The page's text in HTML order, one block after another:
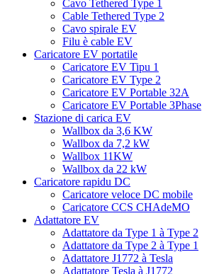
Cavo Tethered Type 1
Cable Tethered Type 2
Cavo spirale EV
Filu è cable EV
Caricatore EV portatile
Caricatore EV Tipu 1
Caricatore EV Type 2
Caricatore EV Portable 32A
Caricatore EV Portable 3Phase
Stazione di carica EV
Wallbox da 3,6 KW
Wallbox da 7,2 kW
Wallbox 11KW
Wallbox da 22 kW
Caricatore rapidu DC
Caricatore veloce DC mobile
Caricatore CCS CHAdeMO
Adattatore EV
Adattatore da Type 1 à Type 2
Adattatore da Type 2 à Type 1
Adattatore J1772 à Tesla
Adattatore Tesla à J1772